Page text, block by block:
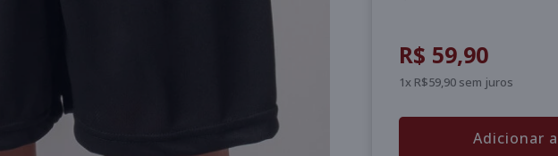
R$ 59,90
1x R$59,90 sem juros
Adicionar